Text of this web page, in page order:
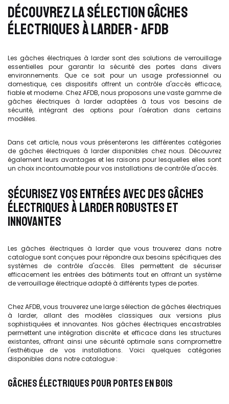
DÉCOUVREZ LA SÉLECTION GÂCHES
ÉLECTRIQUES À LARDER - AFDB
Les gâches électriques à larder sont des solutions de verrouillage
essentielles pour garantir la sécurité des portes dans divers
environnements. Que ce soit pour un usage professionnel ou
domestique, ces dispositifs offrent un contrôle d'accès efficace,
fiable et moderne. Chez AFDB, nous proposons une vaste gamme de
gâches électriques à larder adaptées à tous vos besoins de
sécurité, intégrant des options pour l'aération dans certains
modèles.
Dans cet article, nous vous présenterons les différentes catégories
de gâches électriques à larder disponibles chez nous. Découvrez
également leurs avantages et les raisons pour lesquelles elles sont
un choix incontournable pour vos installations de contrôle d'accès.
SÉCURISEZ VOS ENTRÉES AVEC DES GÂCHES
ÉLECTRIQUES À LARDER ROBUSTES ET
INNOVANTES
Les gâches électriques à larder que vous trouverez dans notre
catalogue sont conçues pour répondre aux besoins spécifiques des
systèmes de contrôle d'accès. Elles permettent de sécuriser
efficacement les entrées des bâtiments tout en offrant un système
de verrouillage électrique adapté à différents types de portes.
Chez AFDB, vous trouverez une large sélection de gâches électriques
à larder, allant des modèles classiques aux versions plus
sophistiquées et innovantes. Nos gâches électriques encastrables
permettent une intégration discrète et efficace dans les structures
existantes, offrant ainsi une sécurité optimale sans compromettre
l'esthétique de vos installations. Voici quelques catégories
disponibles dans notre catalogue :
GÂCHES ÉLECTRIQUES POUR PORTES EN BOIS